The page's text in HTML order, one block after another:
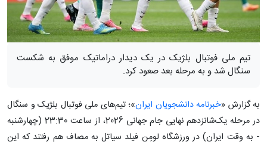
تیم ملی فوتبال بلژیک در یک دیدار دراماتیک موفق به شکست
سنگال شد و به مرحله بعد صعود کرد.
به گزارش «خبرنامه دانشجویان ایران»؛ تیم‌های ملی فوتبال بلژیک و سنگال
در مرحله یک‌شانزدهم نهایی جام جهانی 2026، از ساعت 23:30 (چهارشنبه
- به وقت ایران) در ورزشگاه لومِن فیلد سیاتل به مصاف هم رفتند که این